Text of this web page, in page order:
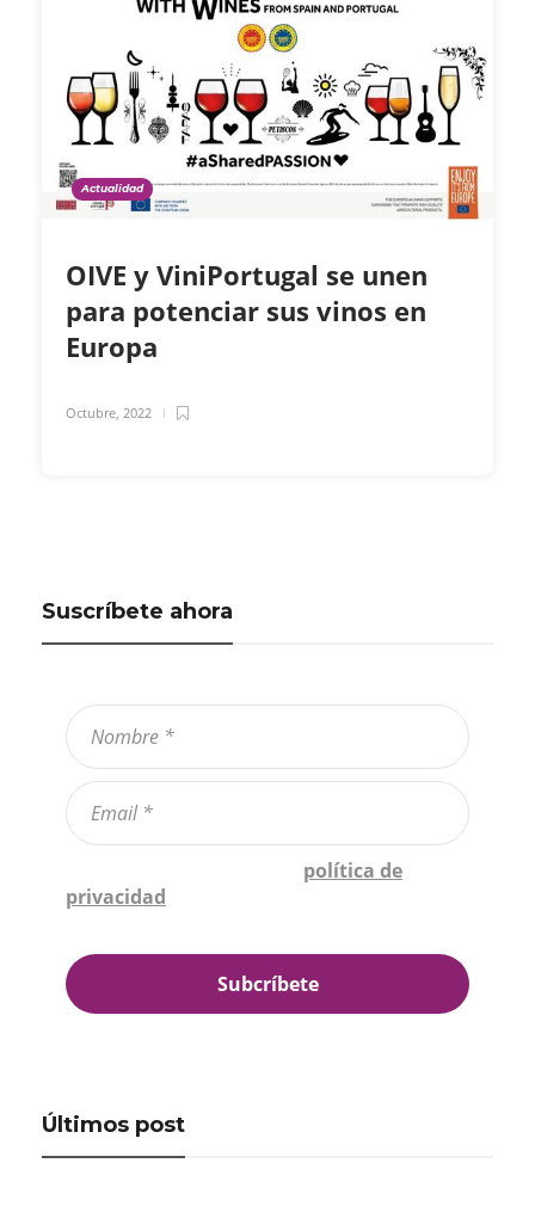
Actualidad
OIVE y ViniPortugal se unen
para potenciar sus vinos en
Europa
Octubre, 2022
Suscríbete ahora
política de
privacidad
Últimos post